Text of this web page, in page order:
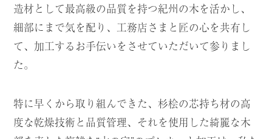
造材として最高級の品質を持つ紀州の木を活かし、
細部にまで気を配り、工務店さまと匠の心を共有し
て、加工するお手伝いをさせていただいて参りまし
た。
特に早くから取り組んできた、杉桧の芯持ち材の高
度な乾燥技術と品質管理、それを使用した綺麗な木